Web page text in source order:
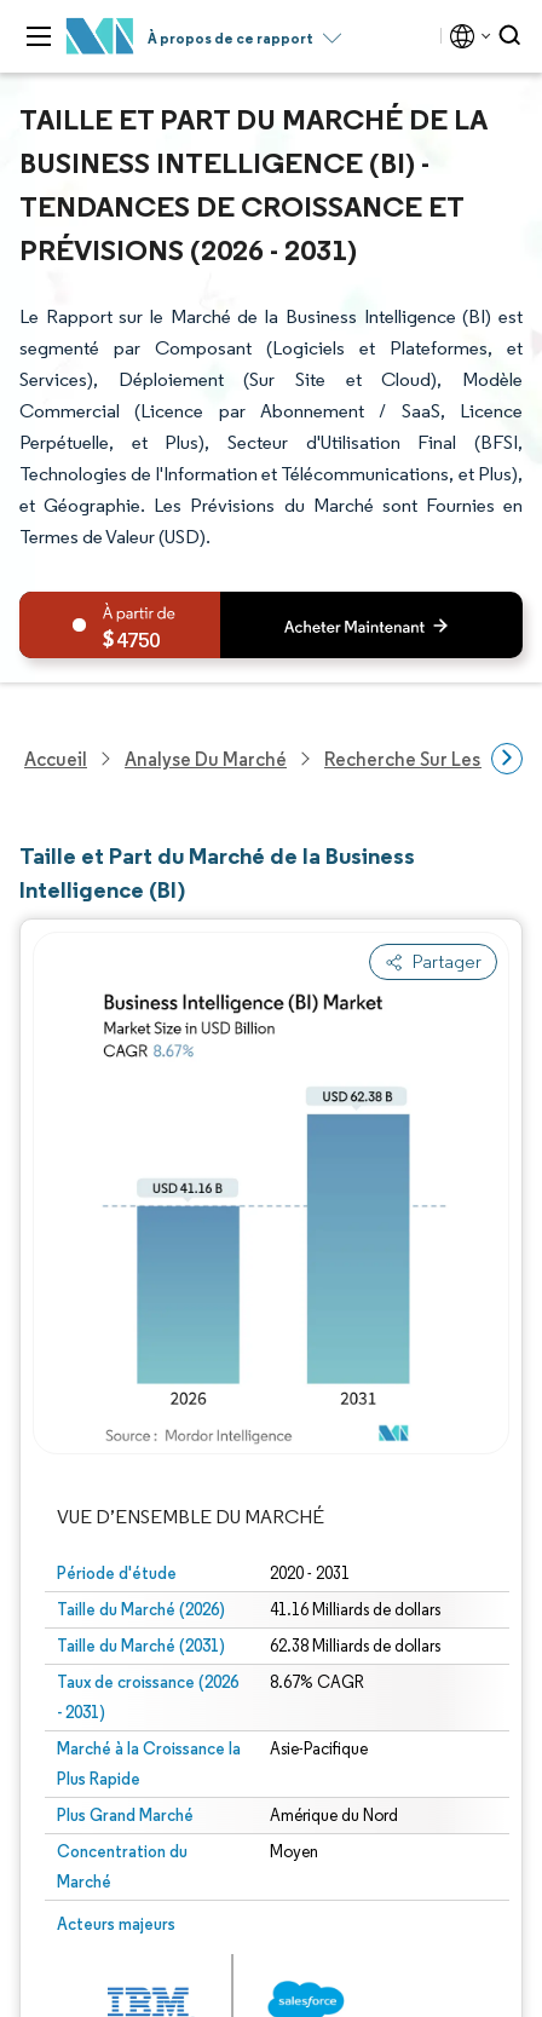
À propos de ce rapport
TAILLE ET PART DU MARCHÉ DE LA
BUSINESS INTELLIGENCE (BI) -
TENDANCES DE CROISSANCE ET
PRÉVISIONS (2026 - 2031)
Le Rapport sur le Marché de la Business Intelligence (BI) est
segmenté par Composant (Logiciels et Plateformes, et
Services), Déploiement (Sur Site et Cloud), Modèle
Commercial (Licence par Abonnement / SaaS, Licence
Perpétuelle, et Plus), Secteur d'Utilisation Final (BFSI,
Technologies de l'Information et Télécommunications, et Plus),
et Géographie. Les Prévisions du Marché sont Fournies en
Termes de Valeur (USD).
4750
Accueil Analyse Du Marché Recherche Sur Les
Taille et Part du Marché de la Business
Intelligence (BI)
Partager
VUE D’ENSEMBLE DU MARCHÉ
Période d'étude 2020 - 2031
Taille du Marché (2026) 41.16 Milliards de dollars
Taille du Marché (2031) 62.38 Milliards de dollars
Taux de croissance (2026
- 2031)
8.67% CAGR
Marché à la Croissance la
Plus Rapide
Asie-Pacifique
Plus Grand Marché Amérique du Nord
Concentration du
Marché
Moyen
Acteurs majeurs
Image © Mordor Intelligence. La réutilisation nécessite une attribution sous CC